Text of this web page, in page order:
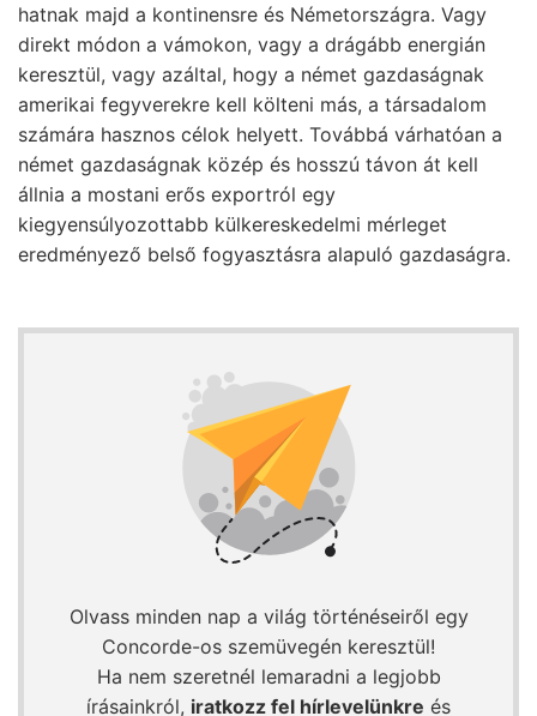
hatnak majd a kontinensre és Németországra. Vagy
direkt módon a vámokon, vagy a drágább energián
keresztül, vagy azáltal, hogy a német gazdaságnak
amerikai fegyverekre kell költeni más, a társadalom
számára hasznos célok helyett. Továbbá várhatóan a
német gazdaságnak közép és hosszú távon át kell
állnia a mostani erős exportról egy
kiegyensúlyozottabb külkereskedelmi mérleget
eredményező belső fogyasztásra alapuló gazdaságra.
Olvass minden nap a világ történéseiről egy
Concorde-os szemüvegén keresztül!
Ha nem szeretnél lemaradni a legjobb
írásainkról, iratkozz fel hírlevelünkre és